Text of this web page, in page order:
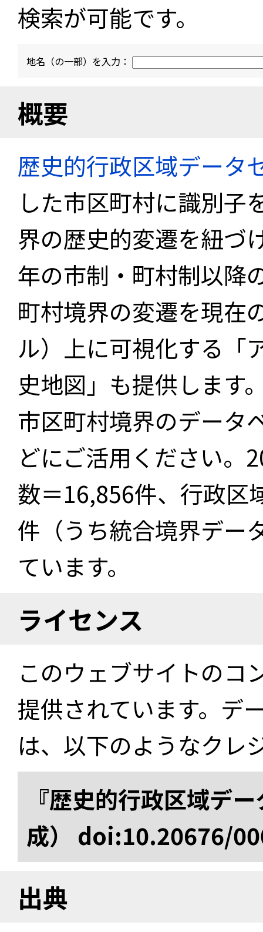
検索が可能です。
地名（の一部）を入力：
概要
歴史的行政区域データ
した市区町村に識別子
界の歴史的変遷を紐づ
年の市制・町村制以降
町村境界の変遷を現在
ル）上に可視化する「
史地図」も提供します
市区町村境界のデータ
どにご活用ください。
数＝16,856件、行政区
件（うち統合境界デー
ています。
ライセンス
このウェブサイトのコ
提供されています。デ
は、以下のようなクレ
『歴史的行政区域デ
成） doi:10.20676/
出典